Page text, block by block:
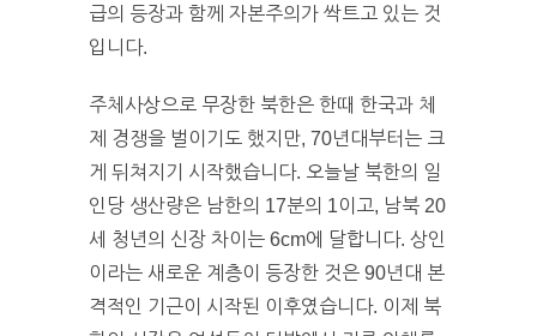
급의 등장과 함께 자본주의가 싹트고 있는 것
입니다.
주체사상으로 무장한 북한은 한때 한국과 체
제 경쟁을 벌이기도 했지만, 70년대부터는 크
게 뒤쳐지기 시작했습니다. 오늘날 북한의 일
인당 생산량은 남한의 17분의 1이고, 남북 20
세 청년의 신장 차이는 6cm에 달합니다. 상인
이라는 새로운 계층이 등장한 것은 90년대 본
격적인 기근이 시작된 이후였습니다. 이제 북